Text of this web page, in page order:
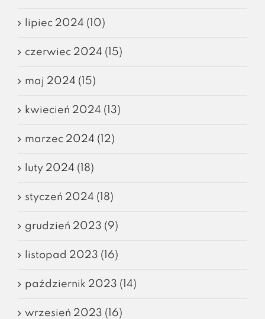
lipiec 2024 (10)
czerwiec 2024 (15)
maj 2024 (15)
kwiecień 2024 (13)
marzec 2024 (12)
luty 2024 (18)
styczeń 2024 (18)
grudzień 2023 (9)
listopad 2023 (16)
październik 2023 (14)
wrzesień 2023 (16)